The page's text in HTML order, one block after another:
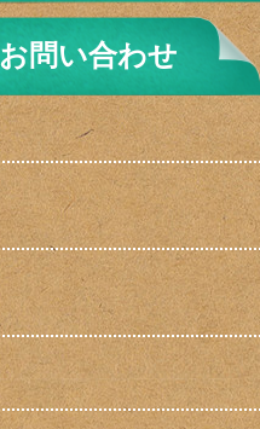
お問い合わせ